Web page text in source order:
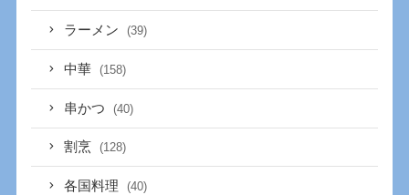
ラーメン (39)
中華 (158)
串かつ (40)
割烹 (128)
各国料理 (40)